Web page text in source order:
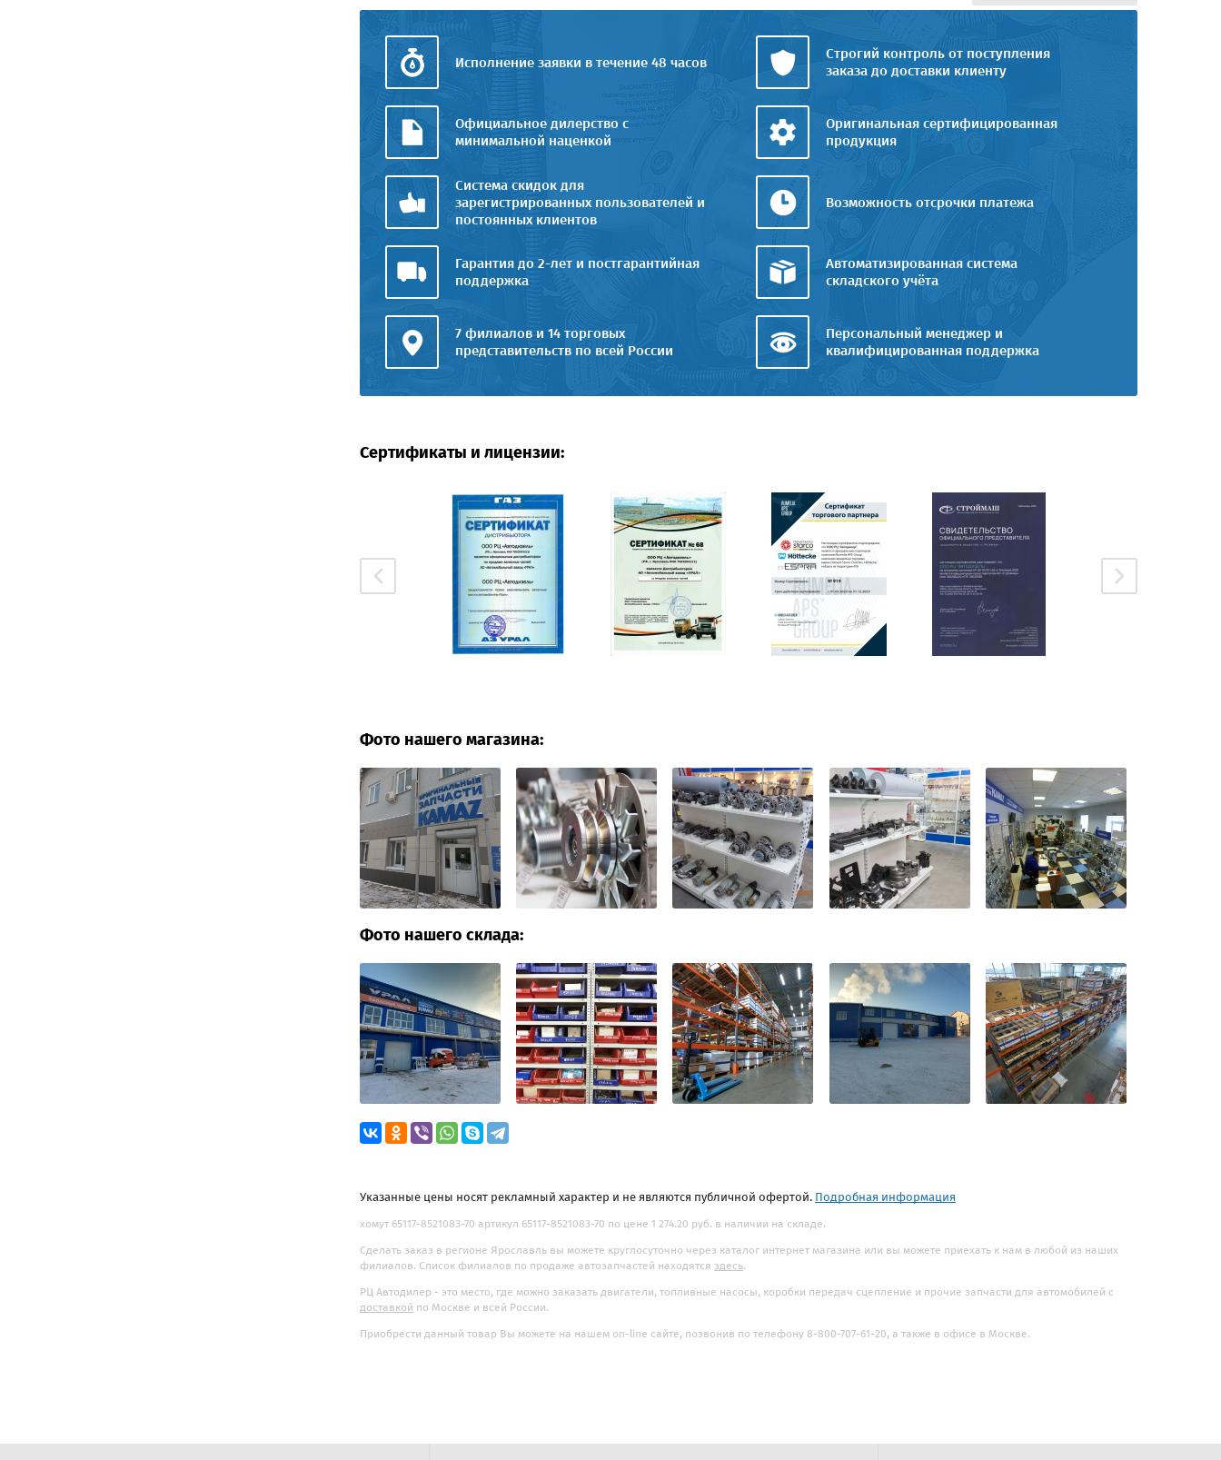
Исполнение заявки в течение 48 часов
Строгий контроль от поступления
заказа до доставки клиенту
Официальное дилерство с
минимальной наценкой
Оригинальная сертифицированная
продукция
Система скидок для
зарегистрированных пользователей и
постоянных клиентов
Возможность отсрочки платежа
Гарантия до 2-лет и постгарантийная
поддержка
Автоматизированная система
складского учёта
7 филиалов и 14 торговых
представительств по всей России
Персональный менеджер и
квалифицированная поддержка
Сертификаты и лицензии:
Фото нашего магазина:
Фото нашего склада:
Указанные цены носят рекламный характер и не являются публичной офертой. Подробная информация
хомут 65117-8521083-70 артикул 65117-8521083-70 по цене 1 274.20 руб. в наличии на складе.
Сделать заказ в регионе Ярославль вы можете круглосуточно через каталог интернет магазина или вы можете приехать к нам в любой из наших
филиалов. Список филиалов по продаже автозапчастей находятся здесь.
РЦ Автодилер - это место, где можно заказать двигатели, топливные насосы, коробки передач сцепление и прочие запчасти для автомобилей с
доставкой по Москве и всей России.
Приобрести данный товар Вы можете на нашем on-line сайте, позвонив по телефону 8-800-707-61-20, а также в офисе в Москве.